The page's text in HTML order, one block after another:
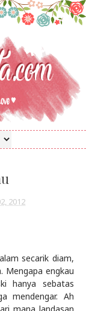
2012
secarik diam,
Mengapa engkau
hanya sebatas
mendengar. Ah